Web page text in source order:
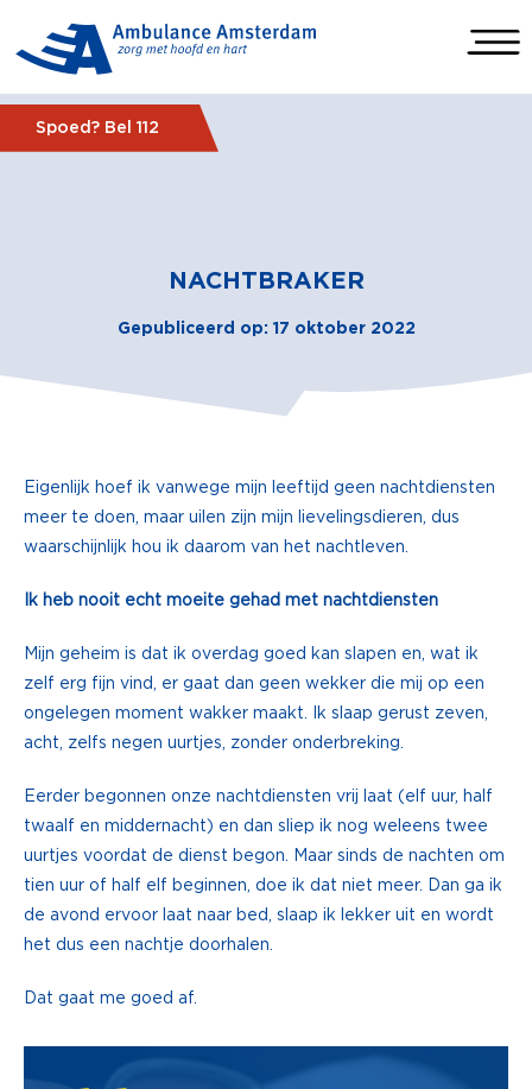
Spoed? Bel 112
NACHTBRAKER
Gepubliceerd op: 17 oktober 2022
Eigenlijk hoef ik vanwege mijn leeftijd geen nachtdiensten
meer te doen, maar uilen zijn mijn lievelingsdieren, dus
waarschijnlijk hou ik daarom van het nachtleven.
Ik heb nooit echt moeite gehad met nachtdiensten
Mijn geheim is dat ik overdag goed kan slapen en, wat ik
zelf erg fijn vind, er gaat dan geen wekker die mij op een
ongelegen moment wakker maakt. Ik slaap gerust zeven,
acht, zelfs negen uurtjes, zonder onderbreking.
Eerder begonnen onze nachtdiensten vrij laat (elf uur, half
twaalf en middernacht) en dan sliep ik nog weleens twee
uurtjes voordat de dienst begon. Maar sinds de nachten om
tien uur of half elf beginnen, doe ik dat niet meer. Dan ga ik
de avond ervoor laat naar bed, slaap ik lekker uit en wordt
het dus een nachtje doorhalen.
Dat gaat me goed af.